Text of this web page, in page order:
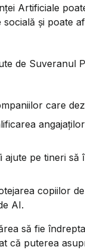
Artificiale
și poate
de Suveranul
care
ajute pe tineri să
copiilor
AI.
să fie
că puterea